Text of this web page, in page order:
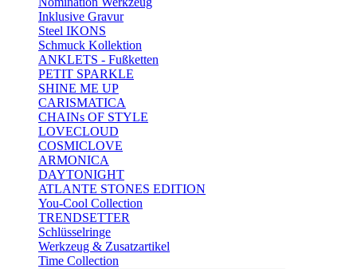
Inklusive Gravur
Steel IKONS
Schmuck Kollektion
ANKLETS - Fußketten
PETIT SPARKLE
SHINE ME UP
CARISMATICA
CHAINs OF STYLE
LOVECLOUD
COSMICLOVE
ARMONICA
DAYTONIGHT
ATLANTE STONES EDITION
You-Cool Collection
TRENDSETTER
Schlüsselringe
Werkzeug & Zusatzartikel
Time Collection